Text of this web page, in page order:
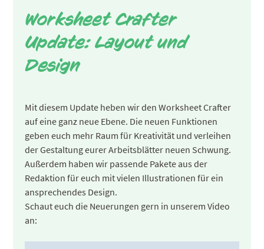
Worksheet Crafter
Update: Layout und
Design
Mit diesem Update heben wir den Worksheet Crafter
auf eine ganz neue Ebene. Die neuen Funktionen
geben euch mehr Raum für Kreativität und verleihen
der Gestaltung eurer Arbeitsblätter neuen Schwung.
Außerdem haben wir passende Pakete aus der
Redaktion für euch mit vielen Illustrationen für ein
ansprechendes Design.
Schaut euch die Neuerungen gern in unserem Video
an: